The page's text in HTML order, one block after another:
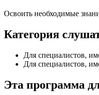
Освоить необходимые
Категория
Для специалистов,
Для специалистов,
Эта программа